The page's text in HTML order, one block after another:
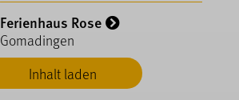
Inhalt laden
Ferienhaus Rose
Gomadingen